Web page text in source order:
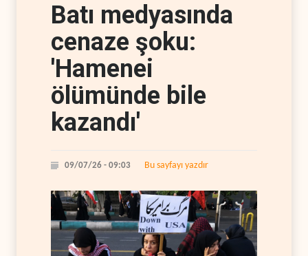
Batı medyasında
cenaze şoku:
'Hamenei
ölümünde bile
kazandı'
09/07/26 - 09:03 Bu sayfayı yazdır